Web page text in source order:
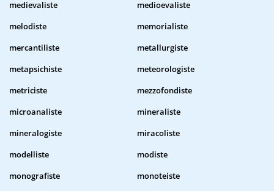
medievaliste
medioevaliste
melodiste
memorialiste
mercantiliste
metallurgiste
metapsichiste
meteorologiste
metriciste
mezzofondiste
microanaliste
mineraliste
mineralogiste
miracoliste
modelliste
modiste
monografiste
monoteiste